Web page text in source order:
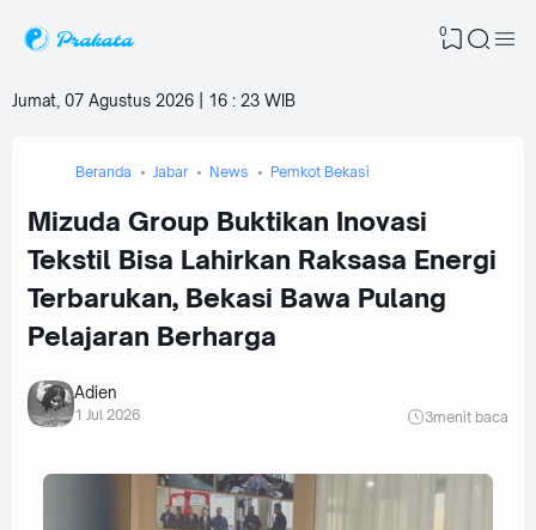
0
Jumat, 07 Agustus 2026 | 16 : 23 WIB
Beranda Jabar News Pemkot Bekasi
Mizuda Group Buktikan Inovasi
Tekstil Bisa Lahirkan Raksasa Energi
Terbarukan, Bekasi Bawa Pulang
Pelajaran Berharga
Adien
1 Jul 2026 3menit baca